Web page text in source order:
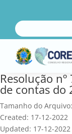
Resolução
de contas do
Tamanho do
Created: 17-12-2022
Updated: 17-12-2022